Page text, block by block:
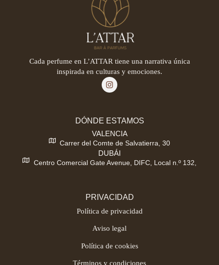
Cada perfume en L’ATTAR tiene una narrativa única
inspirada en culturas y emociones.
DÓNDE ESTAMOS
VALENCIA
Carrer del Comte de Salvatierra, 30
DUBÁI
Centro Comercial Gate Avenue, DIFC, Local n.º 132,
PRIVACIDAD
Política de privacidad
Aviso legal
Política de cookies
Términos y condiciones